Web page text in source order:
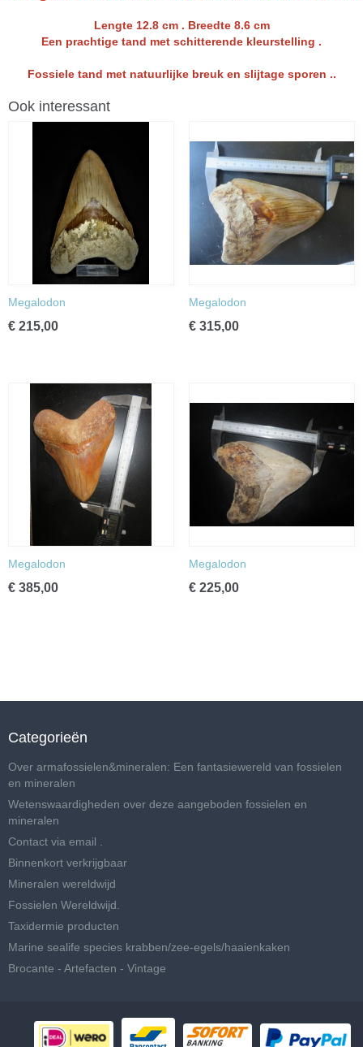
Lengte 12.8 cm . Breedte 8.6 cm
Een prachtige tand met schitterende kleurstelling .
Fossiele tand met natuurlijke breuk en slijtage sporen ..
Ook interessant
Megalodon
€ 215,00
Megalodon
€ 315,00
Megalodon
€ 385,00
Megalodon
€ 225,00
Categorieën
Over armafossielen&mineralen: Een fantasiewereld van fossielen
en mineralen
Wetenswaardigheden over deze aangeboden fossielen en
mineralen
Contact via email .
Binnenkort verkrijgbaar
Mineralen wereldwijd
Fossielen Wereldwijd.
Taxidermie producten
Marine sealife species krabben/zee-egels/haaienkaken
Brocante - Artefacten - Vintage